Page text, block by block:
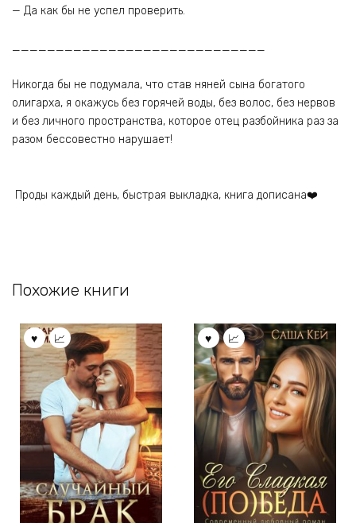
— Да как бы не успел проверить.
_____________________________
Никогда бы не подумала, что став няней сына богатого
олигарха, я окажусь без горячей воды, без волос, без нервов
и без личного пространства, которое отец разбойника раз за
разом бессовестно нарушает!
Проды каждый день, быстрая выкладка, книга дописана❤️
Похожие книги